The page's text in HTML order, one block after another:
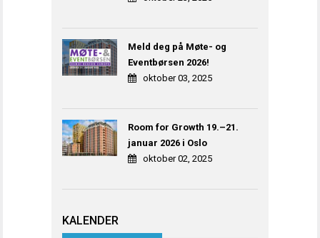
Meld deg på Møte- og
Eventbørsen 2026!
oktober 03, 2025
Room for Growth 19.–21.
januar 2026 i Oslo
oktober 02, 2025
KALENDER